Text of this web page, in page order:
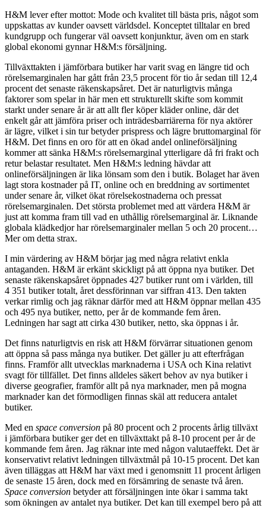
H&M lever efter mottot: Mode och kvalitet till bästa pris, något som
uppskattas av kunder oavsett världsdel. Konceptet tilltalar en bred
kundgrupp och fungerar väl oavsett konjunktur, även om en stark
global ekonomi gynnar H&M:s försäljning.
Tillväxttakten i jämförbara butiker har varit svag en längre tid och
rörelsemarginalen har gått från 23,5 procent för tio år sedan till 12,4
procent det senaste räkenskapsåret. Det är naturligtvis många
faktorer som spelar in här men ett strukturellt skifte som kommit
starkt under senare år är att allt fler köper kläder online, där det
enkelt går att jämföra priser och inträdesbarriärerna för nya aktörer
är lägre, vilket i sin tur betyder prispress och lägre bruttomarginal för
H&M. Det finns en oro för att en ökad andel onlineförsäljning
kommer att sänka H&M:s rörelsemarginal ytterligare då fri frakt och
retur belastar resultatet. Men H&M:s ledning hävdar att
onlineförsäljningen är lika lönsam som den i butik. Bolaget har även
lagt stora kostnader på IT, online och en breddning av sortimentet
under senare år, vilket ökat rörelsekostnaderna och pressat
rörelsemarginalen. Det största problemet med att värdera H&M är
just att komma fram till vad en uthållig rörelsemarginal är. Liknande
globala klädkedjor har rörelsemarginaler mellan 5 och 20 procent…
Mer om detta strax.
I min värdering av H&M börjar jag med några relativt enkla
antaganden. H&M är erkänt skickligt på att öppna nya butiker. Det
senaste räkenskapsåret öppnades 427 butiker runt om i världen, till
4 351 butiker totalt, året dessförinnan var siffran 413. Den takten
verkar rimlig och jag räknar därför med att H&M öppnar mellan 435
och 495 nya butiker, netto, per år de kommande fem åren.
Ledningen har sagt att cirka 430 butiker, netto, ska öppnas i år.
Det finns naturligtvis en risk att H&M förvärrar situationen genom
att öppna så pass många nya butiker. Det gäller ju att efterfrågan
finns. Framför allt utvecklas marknaderna i USA och Kina relativt
svagt för tillfället. Det finns alldeles säkert behov av nya butiker i
diverse geografier, framför allt på nya marknader, men på mogna
marknader kan det förmodligen finnas skäl att reducera antalet
butiker.
Med en space conversion på 80 procent och 2 procents årlig tillväxt
i jämförbara butiker ger det en tillväxttakt på 8-10 procent per år de
kommande fem åren. Jag räknar inte med någon valutaeffekt. Det är
konservativt relativt ledningen tillväxtmål på 10-15 procent. Det kan
även tilläggas att H&M har växt med i genomsnitt 11 procent årligen
de senaste 15 åren, dock med en försämring de senaste två åren.
Space conversion betyder att försäljningen inte ökar i samma takt
som ökningen av antalet nya butiker. Det kan till exempel bero på att